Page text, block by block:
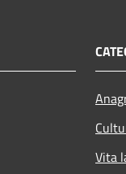
Vita